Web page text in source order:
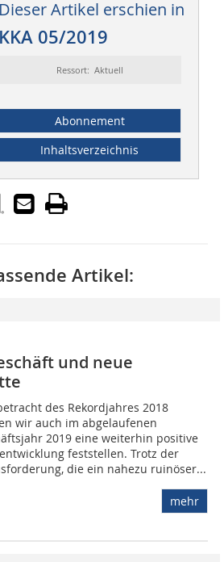
Dieser Artikel erschien in
KKA 05/2019
Ressort: Aktuell
Abonnement
Inhaltsverzeichnis
Artikel:
und neue
des Rekordjahres 2018
wir auch im abgelaufenen
2019 eine weiterhin positive
feststellen. Trotz der
die ein nahezu ruinöser...
mehr